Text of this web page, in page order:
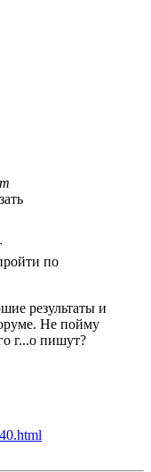
по
результаты и
Не пойму
г...о пишут?